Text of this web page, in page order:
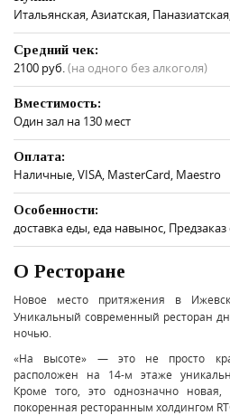
​Итальянская, ​Азиатская,
Средний чек:
2100 руб.(на одного без алкоголя)
Вместимость:
Один зал на 130 мест
Оплата:
Наличные, VISA, MasterCard, Maestro
Особенности:
доставка еды, еда навынос,
О Ресторане
Новое место притяжения в
Уникальный современный ресторан
ночью.
«На высоте» — это не просто
расположен на 14-м этаже
Кроме того, это однозначно
покоренная ресторанным холдингом